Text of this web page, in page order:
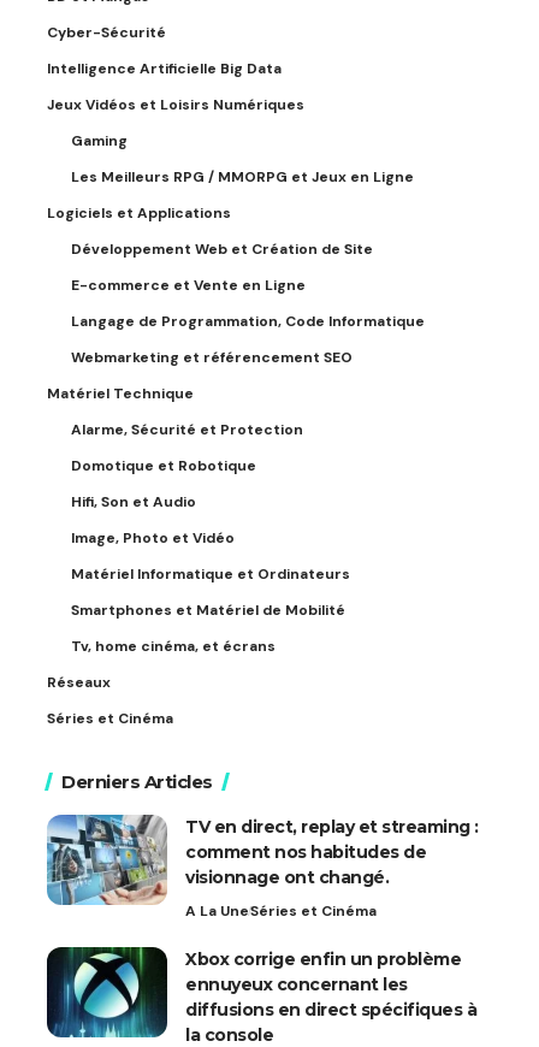
Cyber-Sécurité
Intelligence Artificielle Big Data
Jeux Vidéos et Loisirs Numériques
Gaming
Les Meilleurs RPG / MMORPG et Jeux en Ligne
Logiciels et Applications
Développement Web et Création de Site
E-commerce et Vente en Ligne
Langage de Programmation, Code Informatique
Webmarketing et référencement SEO
Matériel Technique
Alarme, Sécurité et Protection
Domotique et Robotique
Hifi, Son et Audio
Image, Photo et Vidéo
Matériel Informatique et Ordinateurs
Smartphones et Matériel de Mobilité
Tv, home cinéma, et écrans
Réseaux
Séries et Cinéma
Derniers Articles
TV en direct, replay et streaming :
comment nos habitudes de
visionnage ont changé.
A La UneSéries et Cinéma
Xbox corrige enfin un problème
ennuyeux concernant les
diffusions en direct spécifiques à
la console